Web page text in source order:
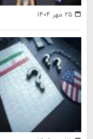
۲۵ مهر ۱۴۰۴